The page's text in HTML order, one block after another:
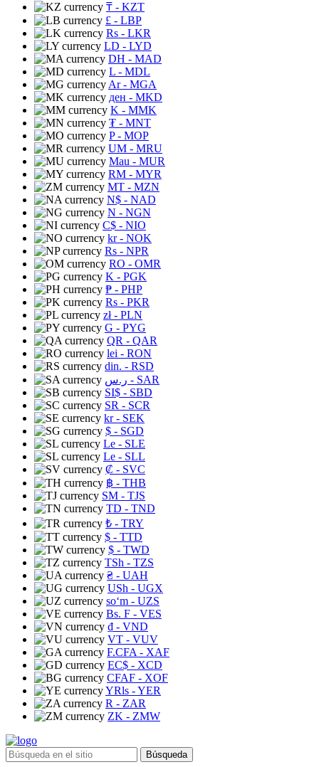
₸ - KZT
£ - LBP
Rs - LKR
LD - LYD
DH - MAD
L - MDL
Ar- MGA
ден - MKD
K - MMK
₮ - MNT
P- MOP
UM - MRU
Mau - MUR
RM - MYR
MT - MZN
N$ - NAD
N - NGN
C$ - NIO
kr- NOK
Rs - NPR
RO - OMR
K - PGK
₱ - PHP
Rs - PKR
zł- PLN
G - PYG
QR - QAR
lei - RON
din. - RSD
ر.س - SAR
SI$ - SBD
SR - SCR
kr- SEK
$ - SGD
Le - SLE
Le - SLL
₡ - SVC
฿ - THB
ЅМ - TJS
TD - TND
₺ - TRY
$ - TTD
$ - TWD
TSh - TZS
₴ - UAH
USh - UGX
soʻm - UZS
Bs. F - VES
₫ - VND
VT - VUV
F.CFA - XAF
EC$ - XCD
CFAF - XOF
YRls - YER
R - ZAR
ZK - ZMW
Búsqueda